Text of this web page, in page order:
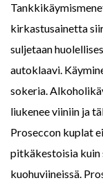
kirkastusainetta
suljetaan
autoklaavi.
sokeria.
liukenee viiniin ja
Proseccon kuplat
pitkäkestoisia kuin
kuohuviineissä.